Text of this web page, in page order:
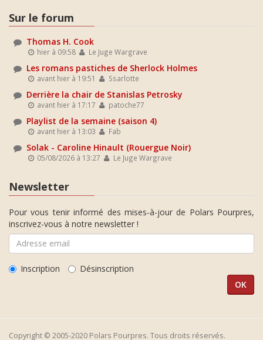
Sur le forum
Thomas H. Cook
hier à 09:58 Le Juge Wargrave
Les romans pastiches de Sherlock Holmes
avant hier à 19:51 Ssarlotte
Derrière la chair de Stanislas Petrosky
avant hier à 17:17 patoche77
Playlist de la semaine (saison 4)
avant hier à 13:03 Fab
Solak - Caroline Hinault (Rouergue Noir)
05/08/2026 à 13:27 Le Juge Wargrave
Newsletter
Pour vous tenir informé des mises-à-jour de Polars Pourpres,
inscrivez-vous à notre newsletter !
Inscription Désinscription
Copyright © 2005-2020 Polars Pourpres. Tous droits réservés.